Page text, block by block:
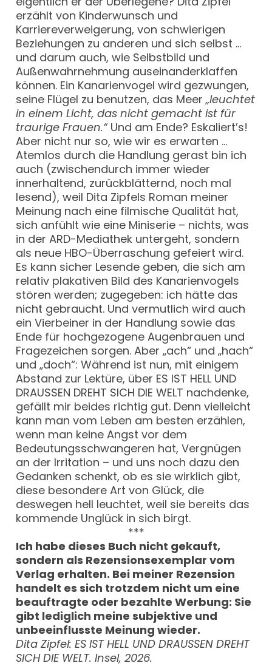
erzählt von Kinderwunsch und
Karriereverweigerung, von schwierigen
Beziehungen zu anderen und sich selbst …
und darum auch, wie Selbstbild und
Außenwahrnehmung auseinanderklaffen
können. Ein Kanarienvogel wird gezwungen,
seine Flügel zu benutzen, das Meer„leuchtet
in einem Licht, das nicht gemacht ist für
traurige Frauen.“ Und am Ende? Eskaliert’s!
Aber nicht nur so, wie wir es erwarten …
Atemlos durch die Handlung gerast bin ich
auch (zwischendurch immer wieder
innerhaltend, zurückblätternd, noch mal
lesend), weil Dita Zipfels Roman meiner
Meinung nach eine filmische Qualität hat,
sich anfühlt wie eine Miniserie – nichts, was
in der ARD-Mediathek untergeht, sondern
als neue HBO-Überraschung gefeiert wird.
Es kann sicher Lesende geben, die sich am
relativ plakativen Bild des Kanarienvogels
stören werden; zugegeben: ich hätte das
nicht gebraucht. Und vermutlich wird auch
ein Vierbeiner in der Handlung sowie das
Ende für hochgezogene Augenbrauen und
Fragezeichen sorgen. Aber „ach“ und „hach“
und „doch“: Während ist nun, mit einigem
Abstand zur Lektüre, über ES IST HELL UND
DRAUSSEN DREHT SICH DIE WELT nachdenke,
gefällt mir beides richtig gut. Denn vielleicht
kann man vom Leben am besten erzählen,
wenn man keine Angst vor dem
Bedeutungsschwangeren hat, Vergnügen
an der Irritation – und uns noch dazu den
Gedanken schenkt, ob es sie wirklich gibt,
diese besondere Art von Glück, die
deswegen hell leuchtet, weil sie bereits das
kommende Unglück in sich birgt.
***
Ich habe dieses Buch nicht gekauft,
sondern als Rezensionsexemplar vom
Verlag erhalten. Bei meiner Rezension
handelt es sich trotzdem nicht um eine
beauftragte oder bezahlte Werbung: Sie
gibt lediglich meine subjektive und
unbeeinflusste Meinung wieder.
Dita Zipfel: ES IST HELL UND DRAUSSEN DREHT
SICH DIE WELT. Insel, 2026.